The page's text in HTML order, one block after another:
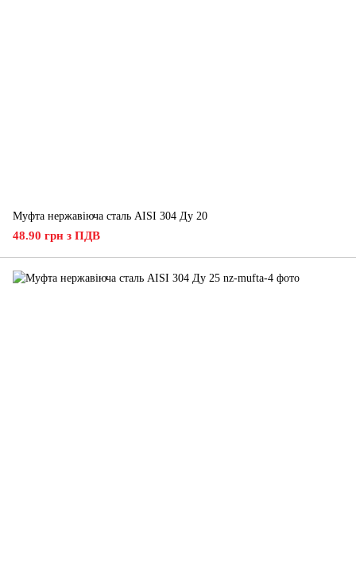
Муфта нержавіюча сталь AISI 304 Ду 20
48.90 грн з ПДВ